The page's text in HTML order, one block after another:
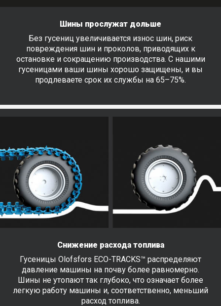
Шины прослужат дольше
Без гусениц увеличивается износ шин, риск
повреждения шин и проколов, приводящих к
остановке и сокращению производства. С нашими
гусеницами ваши шины хорошо защищены, и вы
продлеваете срок их службы на 65–75%.
Снижение расхода топлива
Гусеницы Olofsfors ECO-TRACKS™ распределяют
давление машины на почву более равномерно.
Шины не утопают так глубоко, что означает более
легкую работу машины и, соответственно, меньший
расход топлива.